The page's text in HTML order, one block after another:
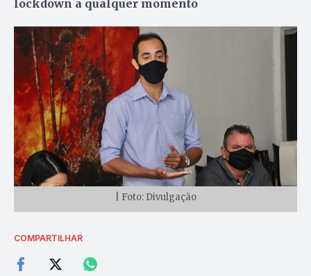
lockdown a qualquer momento
| Foto: Divulgação
COMPARTILHAR